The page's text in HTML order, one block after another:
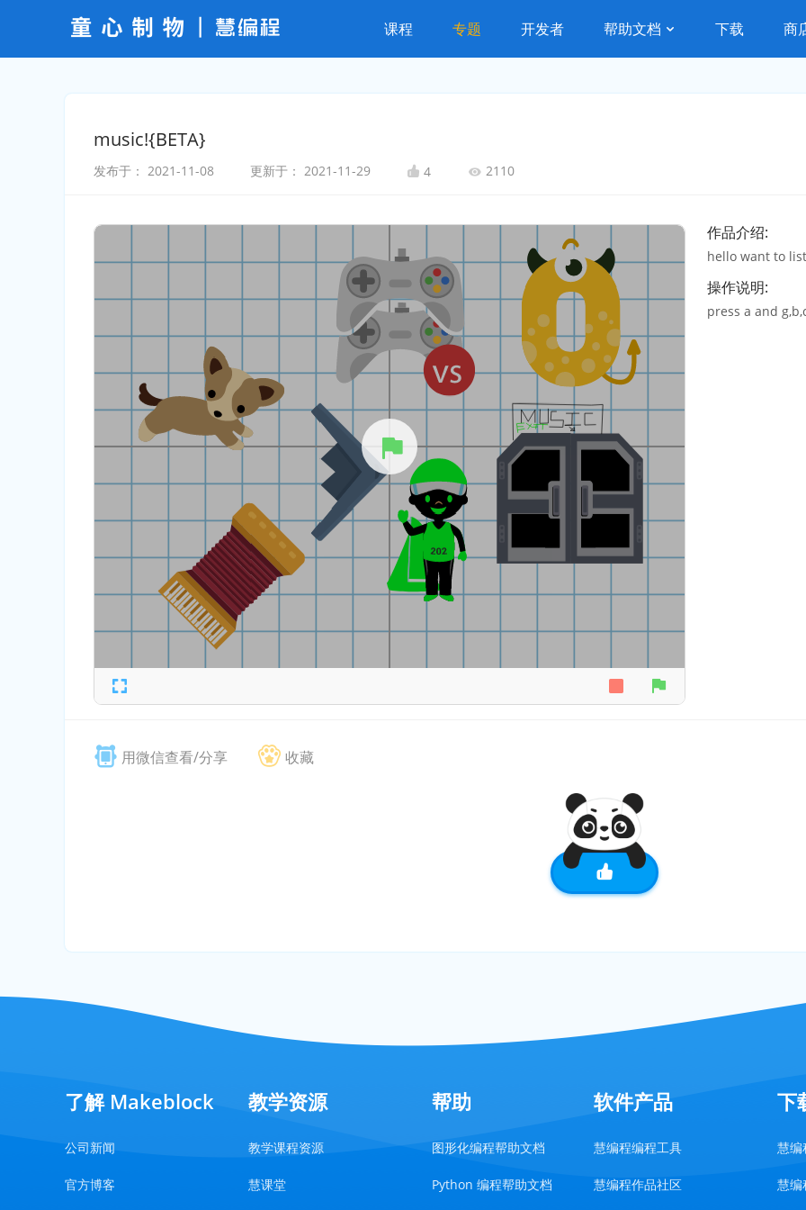
课程 专题 开发者 帮助文档 下载 商
music!{BETA}
发布于： 2021-11-08 更新于： 2021-11-29 4 2110
作品介绍:
hello want to
操作说明:
press a and
用微信查看/分享 收藏
了解 Makeblock
公司新闻
官方博客
教学资源
教学课程资源
慧课堂
帮助
图形化编程帮助文档
Python 编程帮助文档
软件产品
慧编程编程工具
慧编程作品社区
下
慧
慧